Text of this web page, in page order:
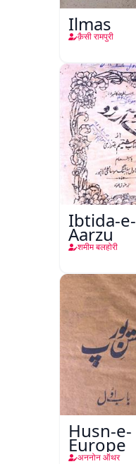
Ilmas
क़ैसी रामपुरी
Ibtida-e-
Aarzu
शमीम बलहोरी
Husn-e-
Europe
अननोन ऑथर